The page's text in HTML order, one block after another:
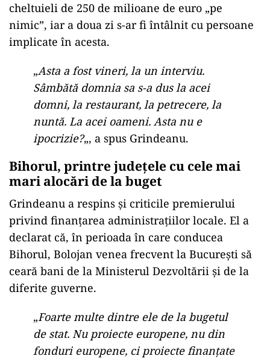
cheltuieli de 250 de milioane de euro „pe
nimic”, iar a doua zi s-ar fi întâlnit cu persoane
implicate în acesta.
„Asta a fost vineri, la un interviu.
Sâmbătă domnia sa s-a dus la acei
domni, la restaurant, la petrecere, la
nuntă. La acei oameni. Asta nu e
ipocrizie?„, a spus Grindeanu.
Bihorul, printre județele cu cele mai
mari alocări de la buget
Grindeanu a respins și criticile premierului
privind finanțarea administrațiilor locale. El a
declarat că, în perioada în care conducea
Bihorul, Bolojan venea frecvent la București să
ceară bani de la Ministerul Dezvoltării și de la
diferite guverne.
„Foarte multe dintre ele de la bugetul
de stat. Nu proiecte europene, nu din
fonduri europene, ci proiecte finanțate